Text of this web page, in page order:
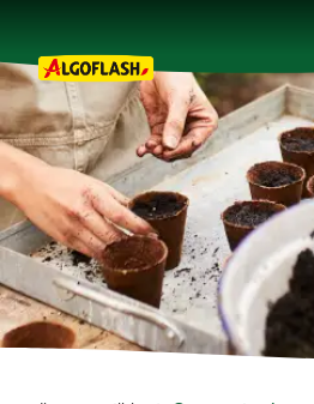
Nos produits
Conseils
Thèmes